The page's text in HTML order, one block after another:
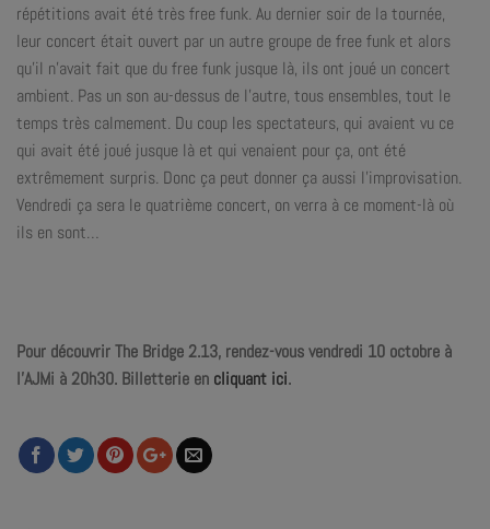
répétitions avait été très free funk. Au dernier soir de la tournée,
leur concert était ouvert par un autre groupe de free funk et alors
qu’il n’avait fait que du free funk jusque là, ils ont joué un concert
ambient. Pas un son au-dessus de l’autre, tous ensembles, tout le
temps très calmement. Du coup les spectateurs, qui avaient vu ce
qui avait été joué jusque là et qui venaient pour ça, ont été
extrêmement surpris. Donc ça peut donner ça aussi l’improvisation.
Vendredi ça sera le quatrième concert, on verra à ce moment-là où
ils en sont…
Pour découvrir The Bridge 2.13, rendez-vous vendredi 10 octobre à
l’AJMi à 20h30. Billetterie en cliquant ici.